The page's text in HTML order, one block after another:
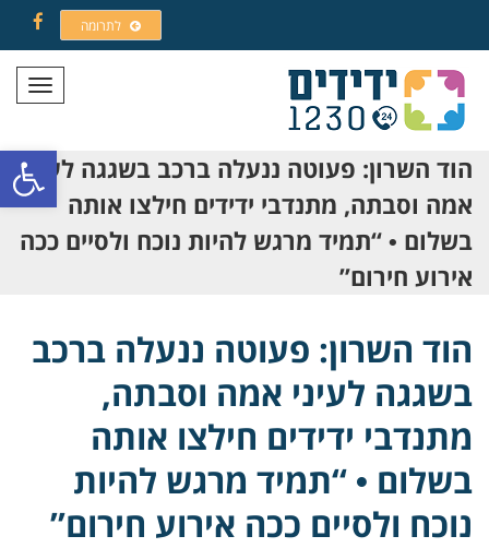
פתח
לתרומה
תפריט
הוד השרון: פעוטה ננעלה ברכב בשגגה לעיני
אמה וסבתה, מתנדבי ידידים חילצו אותה
בשלום • “תמיד מרגש להיות נוכח ולסיים ככה
אירוע חירום”
הוד השרון: פעוטה ננעלה ברכב
בשגגה לעיני אמה וסבתה,
מתנדבי ידידים חילצו אותה
בשלום • “תמיד מרגש להיות
נוכח ולסיים ככה אירוע חירום”